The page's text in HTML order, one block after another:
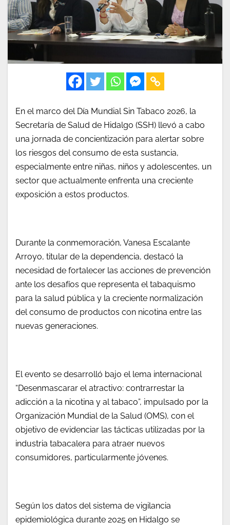
En el marco del Día Mundial Sin Tabaco 2026, la
Secretaría de Salud de Hidalgo (SSH) llevó a cabo
una jornada de concientización para alertar sobre
los riesgos del consumo de esta sustancia,
especialmente entre niñas, niños y adolescentes, un
sector que actualmente enfrenta una creciente
exposición a estos productos.
Durante la conmemoración, Vanesa Escalante
Arroyo, titular de la dependencia, destacó la
necesidad de fortalecer las acciones de prevención
ante los desafíos que representa el tabaquismo
para la salud pública y la creciente normalización
del consumo de productos con nicotina entre las
nuevas generaciones.
El evento se desarrolló bajo el lema internacional
“Desenmascarar el atractivo: contrarrestar la
adicción a la nicotina y al tabaco”, impulsado por la
Organización Mundial de la Salud (OMS), con el
objetivo de evidenciar las tácticas utilizadas por la
industria tabacalera para atraer nuevos
consumidores, particularmente jóvenes.
Según los datos del sistema de vigilancia
epidemiológica durante 2025 en Hidalgo se